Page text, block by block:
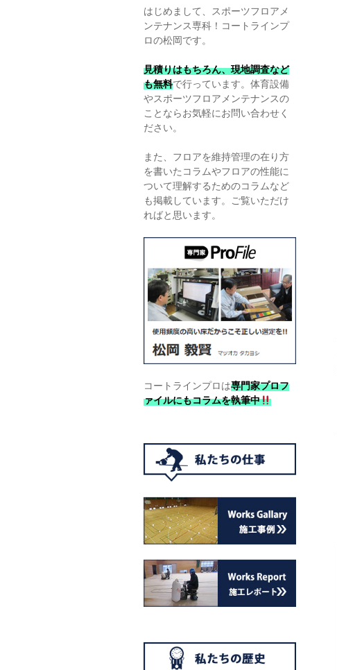
はじめまして、スポーツフロアメ
ンテナンス専科！コートラインプ
ロの松岡です。
見積りはもちろん、現地調査など
も無料で行っています。体育設備
やスポーツフロアメンテナンスの
ことならお気軽にお問い合わせく
ださい。
また、フロアを維持管理の在り方
を書いたコラムやフロアの性能に
ついて理解するためのコラムなど
も掲載しています。ご覧いただけ
ればと思います。
コートラインプロは専門家プロフ
ァイルにもコラムを執筆中